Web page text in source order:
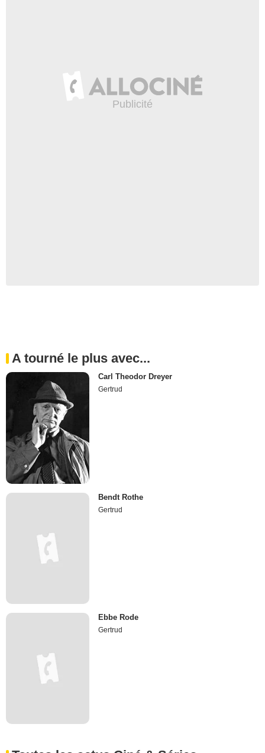
A tourné le plus avec...
Carl Theodor Dreyer
Gertrud
Bendt Rothe
Gertrud
Ebbe Rode
Gertrud